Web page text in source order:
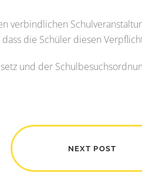
die Schüler diesen
und der
NEXT POST